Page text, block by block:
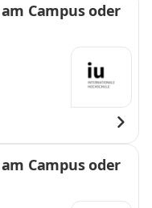
Campus oder
Campus oder